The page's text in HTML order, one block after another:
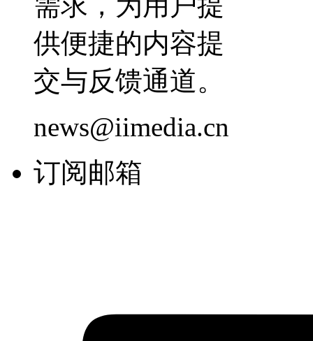
供便捷的内容提
交与反馈通道。
news@iimedia.cn
订阅邮箱